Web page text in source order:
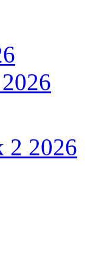
2 2026